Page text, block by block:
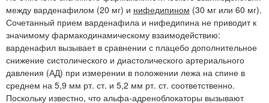
между варденафилом (20 мг) и нифедипином (30 мг или 60 мг).
Сочетанный прием варденафила и нифедипина не приводит к
значимому фармакодинамическому взаимодействию:
варденафил вызывает в сравнении с плацебо дополнительное
снижение систолического и диастолического артериального
давления (АД) при измерении в положении лежа на спине в
среднем на 5,9 мм рт. ст. и 5,2 мм рт. ст. соответственно.
Поскольку известно, что альфа-адреноблокаторы вызывают